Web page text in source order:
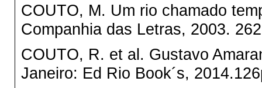
COUTO, M. Um rio chamado
Companhia das Letras, 2003.
COUTO, R. et al. Gustavo
Janeiro: Ed Rio Book´s,